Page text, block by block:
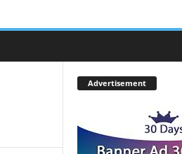
Advertisement